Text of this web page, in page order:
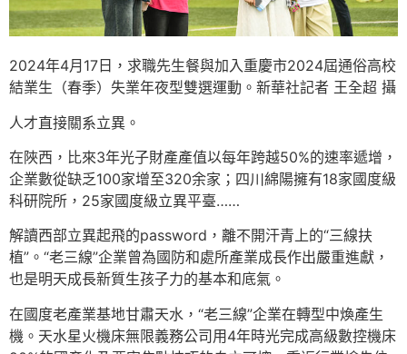
2024年4月17日，求職先生餐與加入重慶市2024屆通俗高校
結業生（春季）失業年夜型雙選運動。新華社記者 王全超 攝
人才直接關系立異。
在陜西，比來3年光子財產產值以每年跨越50%的速率遞增，
企業數從缺乏100家增至320余家；四川綿陽擁有18家國度級
科研院所，25家國度級立異平臺……
解讀西部立異起飛的password，離不開汗青上的“三線扶
植”。“老三線”企業曾為國防和處所產業成長作出嚴重進獻，
也是明天成長新質生孩子力的基本和底氣。
在國度老產業基地甘肅天水，“老三線”企業在轉型中煥產生
機。天水星火機床無限義務公司用4年時光完成高級數控機床